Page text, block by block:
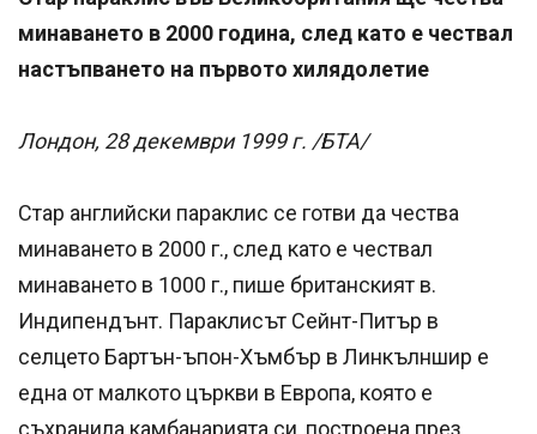
минаването в 2000 година, след като е чествал
настъпването на първото хилядолетие
Лондон, 28 декември 1999 г. /БТА/
Стар английски параклис се готви да чества
минаването в 2000 г., след като е чествал
минаването в 1000 г., пише британският в.
Индипендънт. Параклисът Сейнт-Питър в
селцето Бартън-ъпон-Хъмбър в Линкълншир е
една от малкото църкви в Европа, която е
съхранила камбанарията си, построена през